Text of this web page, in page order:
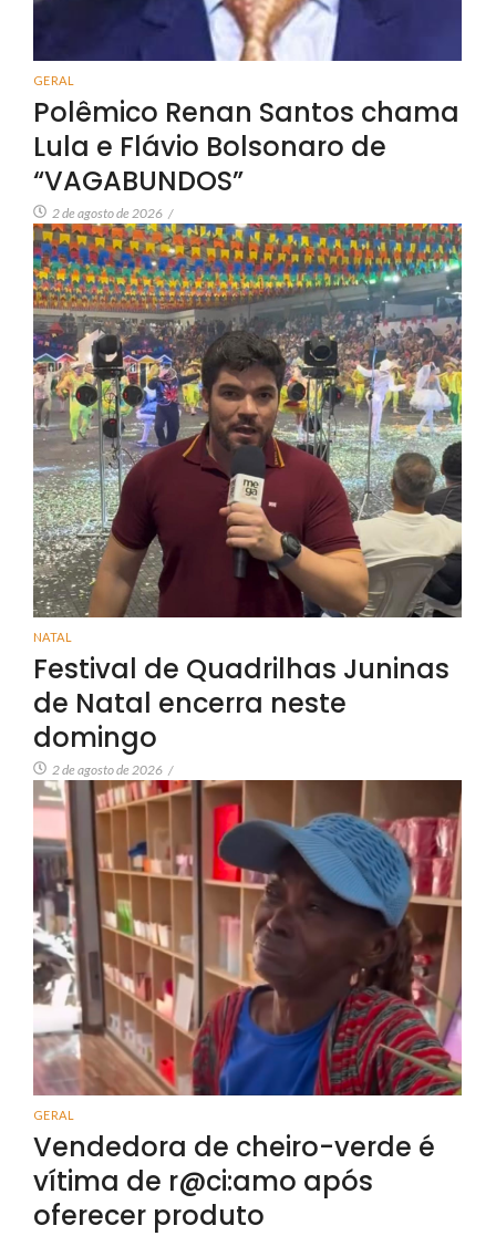
GERAL
Polêmico Renan Santos chama
Lula e Flávio Bolsonaro de
“VAGABUNDOS”
2 de agosto de 2026 /
NATAL
Festival de Quadrilhas Juninas
de Natal encerra neste
domingo
2 de agosto de 2026 /
GERAL
Vendedora de cheiro-verde é
vítima de r@ci:amo após
oferecer produto